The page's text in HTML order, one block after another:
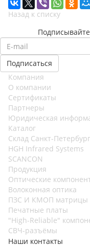
Назад к списку
Компания
О компании
Сертификаты
Партнеры
Юридическая
Каталог
Cклад Санкт-Петербург
HGH Infrared Systems
SCANCON
Продукция
Оптические
Волоконная оптика
ПЗС И КМОП матрицы
Печатные платы
"High-Reliable"
СВЧ-разъёмы
Наши контакты